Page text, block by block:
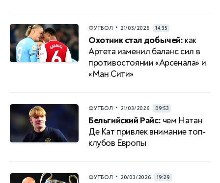
ФУТБОЛ • 21/03/2026 14:35
Охотник стал добычей: как
Артета изменил баланс сил в
противостоянии «Арсенала» и
«Ман Сити»
ФУТБОЛ • 21/03/2026 09:53
Бельгийский Райс: чем Натан
Де Кат привлек внимание топ-
клубов Европы
ФУТБОЛ • 20/03/2026 19:29